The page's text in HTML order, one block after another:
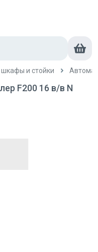
и стойки
F200 16 в/в N